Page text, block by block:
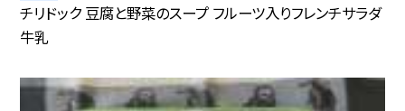
チリドック 豆腐と野菜のスープ フルーツ入りフレンチサラダ
牛乳